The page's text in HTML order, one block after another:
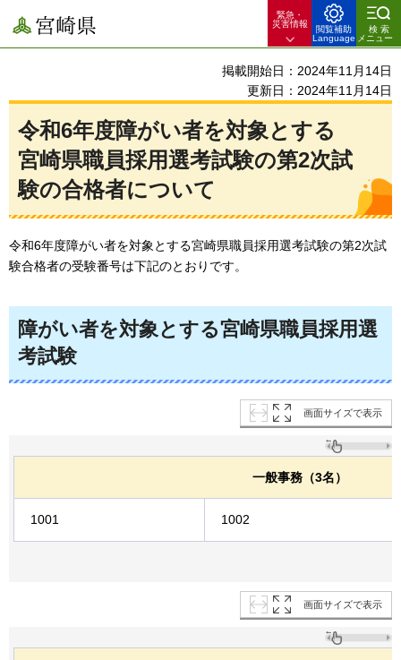
宮崎県
緊急・
災害情報
閲覧補助
Language
検索
メニュー
掲載開始日：2024年11月14日
更新日：2024年11月14日
令和6年度障がい者を対象とする
宮崎県職員採用選考試験の第2次試
験の合格者について
令和6年度障がい者を対象とする宮崎県職員採用選考試験の第2次試
験合格者の受験番号は下記のとおりです。
障がい者を対象とする宮崎県職員採用選
考試験
画面サイズで表示
一般事務（3名）
1001 1002
画面サイズで表示